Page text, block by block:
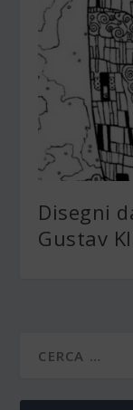
Disegni
Gustav